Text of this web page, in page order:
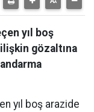
yıl boş
gözaltına
yıl boş arazide